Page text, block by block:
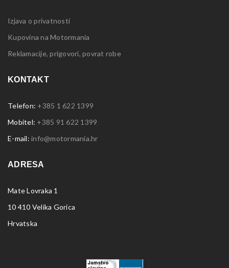
Izjava o privatnosti
Kupovina na Motormania
Reklamacije, prigovori, povrat robe
KONTAKT
Telefon: +385 1 622 1399
Mobitel: +385 91 622 1399
E-mail: info@motormania.hr
ADRESA
Mate Lovraka 1
10 410 Velika Gorica
Hrvatska